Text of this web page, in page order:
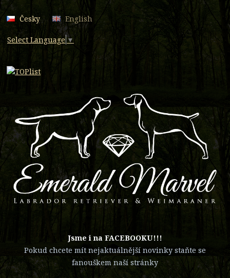
Česky English
Select Language ▼
​Jsme i na FACEBOOKU!!!
Pokud chcete mít nejaktuálnější novinky staňte se
fanouškem naší stránky